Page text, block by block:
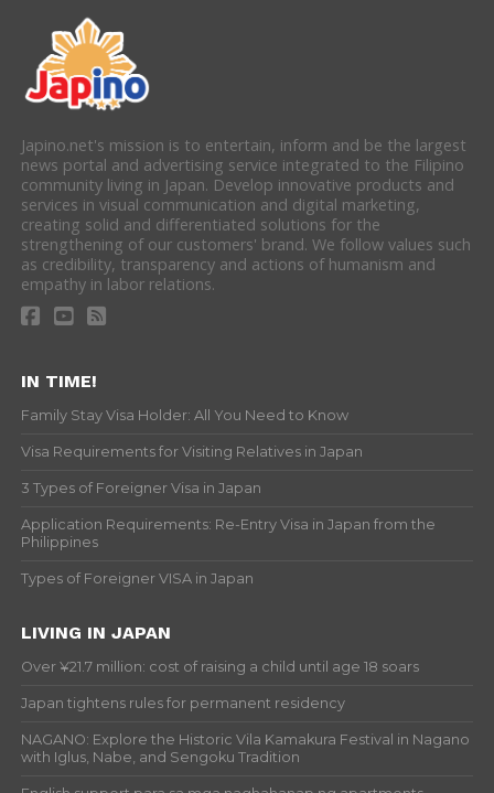
Japino.net's mission is to entertain, inform and be the largest
news portal and advertising service integrated to the Filipino
community living in Japan. Develop innovative products and
services in visual communication and digital marketing,
creating solid and differentiated solutions for the
strengthening of our customers' brand. We follow values such
as credibility, transparency and actions of humanism and
empathy in labor relations.
IN TIME!
Family Stay Visa Holder: All You Need to Know
Visa Requirements for Visiting Relatives in Japan
3 Types of Foreigner Visa in Japan
Application Requirements: Re-Entry Visa in Japan from the
Philippines
Types of Foreigner VISA in Japan
LIVING IN JAPAN
Over ¥21.7 million: cost of raising a child until age 18 soars
Japan tightens rules for permanent residency
NAGANO: Explore the Historic Vila Kamakura Festival in Nagano
with Iglus, Nabe, and Sengoku Tradition